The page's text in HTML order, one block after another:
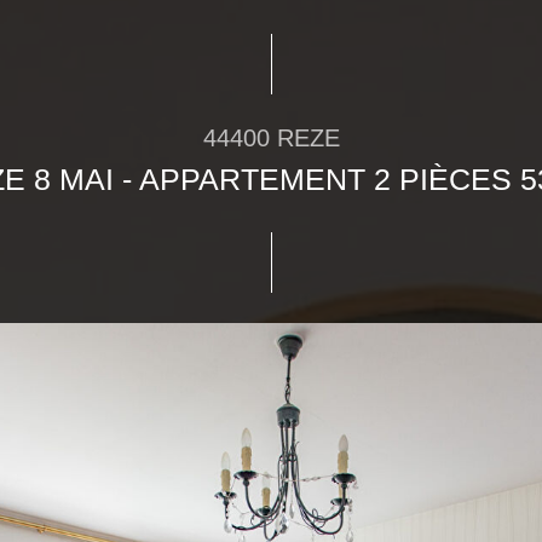
44400 REZE
8 MAI - APPARTEMENT 2 PIÈCES